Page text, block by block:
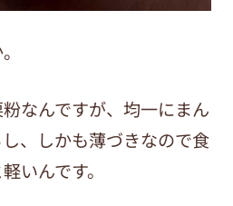
なんですが、均一にまん
、しかも薄づきなので食
いんです。